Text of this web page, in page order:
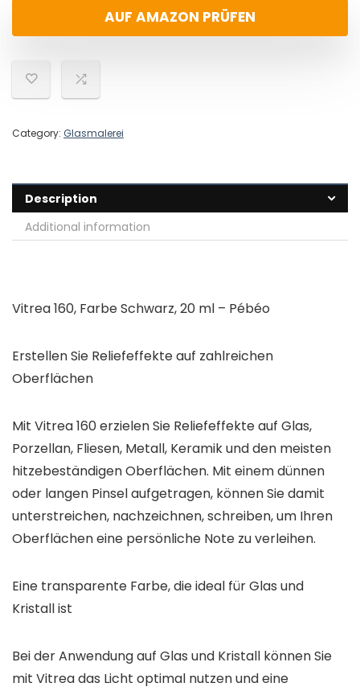
AUF AMAZON PRÜFEN
Category: Glasmalerei
Description
Additional information
Vitrea 160, Farbe Schwarz, 20 ml – Pébéo
Erstellen Sie Reliefeffekte auf zahlreichen
Oberflächen
Mit Vitrea 160 erzielen Sie Reliefeffekte auf Glas,
Porzellan, Fliesen, Metall, Keramik und den meisten
hitzebeständigen Oberflächen. Mit einem dünnen
oder langen Pinsel aufgetragen, können Sie damit
unterstreichen, nachzeichnen, schreiben, um Ihren
Oberflächen eine persönliche Note zu verleihen.
Eine transparente Farbe, die ideal für Glas und
Kristall ist
Bei der Anwendung auf Glas und Kristall können Sie
mit Vitrea das Licht optimal nutzen und eine